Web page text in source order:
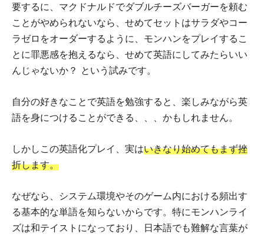
要するに、マクドナルドでダブルチーズバーガーを頼む
ことがやめられないなら、せめてセットはサラダやコー
ラゼロをオーダーするように、モンハンをプレイするこ
とに罪悪感を抱えるなら、せめて英語にしてみたらいい
んじゃないか？ という試みです。
自分の好きなことで英語を勉強すると、楽しみながら英
語を身につけることができる、、、かもしれません。
しかしこの英語化プレイ、実はいきなり始めてもまず挫
折します。
なぜなら、システム環境やそのゲーム内における頻出す
る基本的な単語を知らないからです。特にモンハンライ
ズは和テイストになっており、日本語でも難解な言葉が